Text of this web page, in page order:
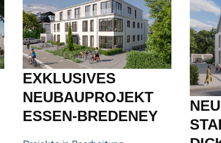
EXKLUSIVES
NEUBAUPROJEKT
ESSEN-BREDENEY